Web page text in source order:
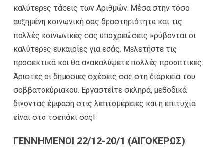
καλύτερες τάσεις των Αριθμών. Μέσα στην τόσο
αυξημένη κοινωνική σας δραστηριότητα και τις
πολλές κοινωνικές σας υποχρεώσεις κρύβονται οι
καλύτερες ευκαιρίες για εσάς. Μελετήστε τις
προσεκτικά και θα ανακαλύψετε πολλές προοπτικές.
Άριστες οι δημόσιες σχέσεις σας στη διάρκεια του
σαββατοκύριακου. Εργαστείτε σκληρά, μεθοδικά
δίνοντας έμφαση στις λεπτομέρειες και η επιτυχία
είναι στο τσεπάκι σας!
ΓΕΝΝΗΜΕΝΟΙ 22/12-20/1 (ΑΙΓΟΚΕΡΩΣ)